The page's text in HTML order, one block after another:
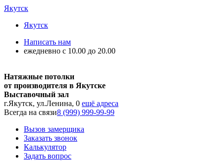
Якутск
Якутск
Написать нам
ежедневно с 10.00 до 20.00
Натяжные потолки
от производителя в Якутске
Выставочный зал
г.Якутск, ул.Ленина, 0 ещё адреса
Всегда на связи8 (999) 999-99-99
Вызов замерщика
Заказать звонок
Калькулятор
Задать вопрос